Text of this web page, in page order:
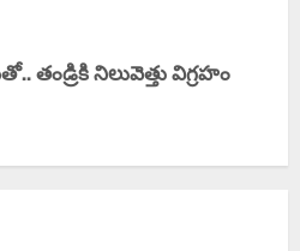
తండ్రికి నిలువెత్తు విగ్ర‌హం